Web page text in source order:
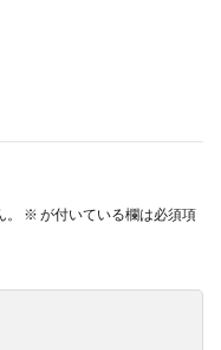
※ が付いている欄は必須項